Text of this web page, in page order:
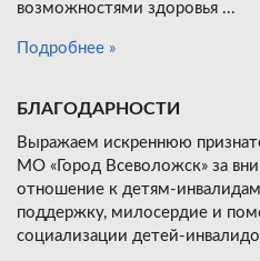
возможностями здоровья ...
Подробнее »
БЛАГОДАРНОСТИ
Выражаем искреннюю
МО «Город Всеволожск» за
отношение к детям-
поддержку, милосердие и
социализации детей-